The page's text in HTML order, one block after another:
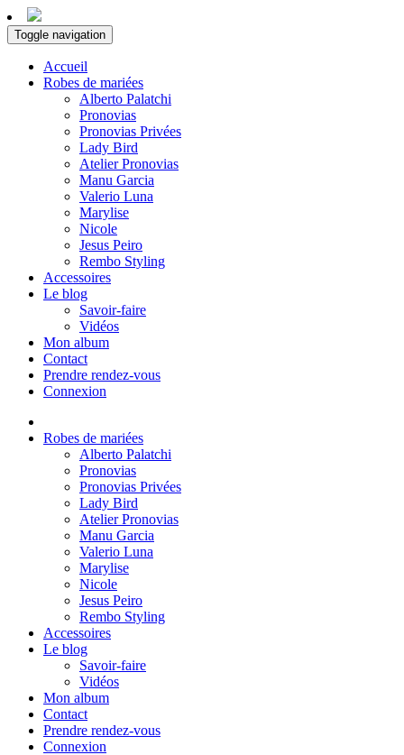
Toggle navigation
Accueil
Robes de mariées
Alberto Palatchi
Pronovias
Pronovias Privées
Lady Bird
Atelier Pronovias
Manu Garcia
Valerio Luna
Marylise
Nicole
Jesus Peiro
Rembo Styling
Accessoires
Le blog
Savoir-faire
Vidéos
Mon album
Contact
Prendre rendez-vous
Connexion
Robes de mariées
Alberto Palatchi
Pronovias
Pronovias Privées
Lady Bird
Atelier Pronovias
Manu Garcia
Valerio Luna
Marylise
Nicole
Jesus Peiro
Rembo Styling
Accessoires
Le blog
Savoir-faire
Vidéos
Mon album
Contact
Prendre rendez-vous
Connexion